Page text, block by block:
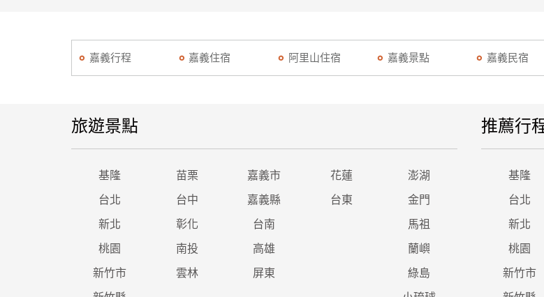
嘉義行程 嘉義住宿 阿里山住宿 嘉義景點 嘉義民宿
旅遊景點
基隆 苗栗 嘉義市 花蓮 澎湖
台北 台中 嘉義縣 台東 金門
新北 彰化 台南 馬祖
桃園 南投 高雄 蘭嶼
新竹市 雲林 屏東 綠島
推薦行
基隆
台北
新北
桃園
新竹市